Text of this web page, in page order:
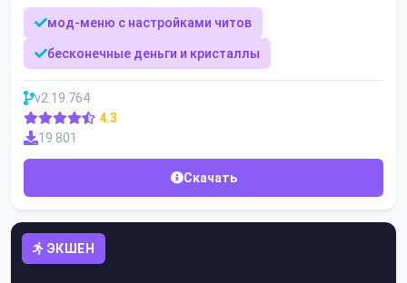
мод-меню с настройками читов
бесконечные деньги и кристаллы
v2.19.764
4.3
19 801
Скачать
ЭКШЕН